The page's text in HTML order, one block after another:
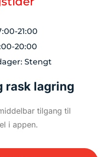
21:00
20:00
Stengt
rask lagring
tilgang til
i appen.